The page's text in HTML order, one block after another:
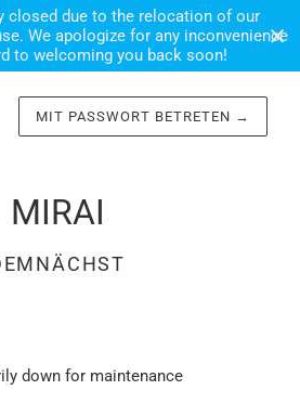
closed due to the relocation of our
We apologize for any inconvenience
to welcoming you back soon!
MIT PASSWORT BETRETEN →
MIRAI
down for maintenance